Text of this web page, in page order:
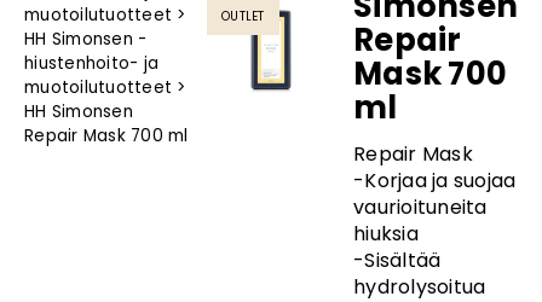
muotoilutuotteet >
HH Simonsen -
hiustenhoito- ja
muotoilutuotteet >
HH Simonsen
Repair Mask 700 ml
OUTLET
Repair
Mask 700
ml
Repair Mask
-Korjaa ja suojaa
vaurioituneita
hiuksia
-Sisältää
hydrolysoitua